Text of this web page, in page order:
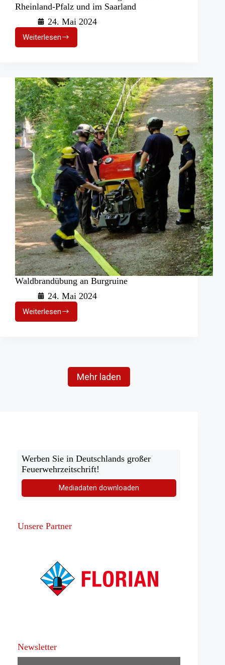
Rheinland-Pfalz und im Saarland
24. Mai 2024
WeiterlesenHochwasser
und
in
Rheinland-
Pfalz
und
im
Saarland
Waldbrandübung an Burgruine
24. Mai 2024
WeiterlesenWaldbrandübung
an
Mehr laden
Werben Sie in Deutschlands großer
Feuerwehrzeitschrift!
Mediadaten downloaden
Unsere Partner
Newsletter